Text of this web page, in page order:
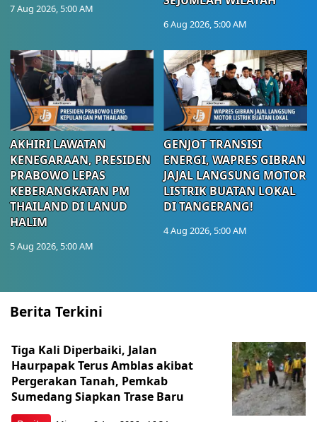
7 Aug 2026, 5:00 AM
6 Aug 2026, 5:00 AM
AKHIRI LAWATAN
KENEGARAAN, PRESIDEN
PRABOWO LEPAS
KEBERANGKATAN PM
THAILAND DI LANUD
HALIM
5 Aug 2026, 5:00 AM
GENJOT TRANSISI
ENERGI, WAPRES GIBRAN
JAJAL LANGSUNG MOTOR
LISTRIK BUATAN LOKAL
DI TANGERANG!
4 Aug 2026, 5:00 AM
Berita Terkini
Tiga Kali Diperbaiki, Jalan
Haurpapak Terus Amblas akibat
Pergerakan Tanah, Pemkab
Sumedang Siapkan Trase Baru